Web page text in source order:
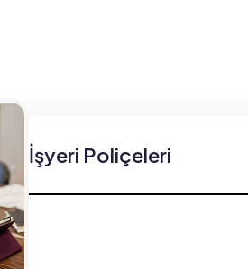
İşyeri Poliçeleri